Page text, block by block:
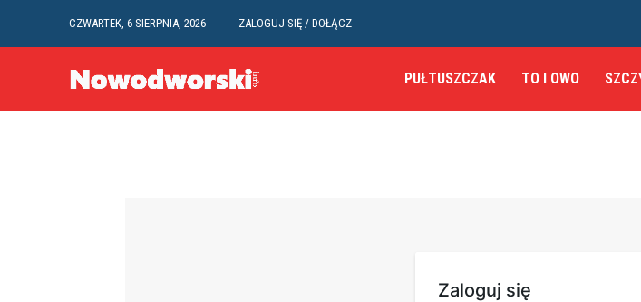
CZWARTEK, 6 SIERPNIA, 2026 ZALOGUJ SIĘ / DOŁĄCZ
PUŁTUSZCZAK TO I OWO
Zaloguj się